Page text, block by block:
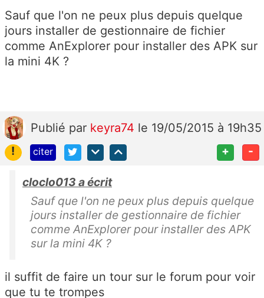
Sauf que l'on ne peux plus depuis quelque
jours installer de gestionnaire de fichier
comme AnExplorer pour installer des APK sur
la mini 4K ?
Publié par keyra74 le 19/05/2015 à 19h35
!
citer + -
cloclo013 a écrit
Sauf que l'on ne peux plus depuis quelque
jours installer de gestionnaire de fichier
comme AnExplorer pour installer des APK
sur la mini 4K ?
il suffit de faire un tour sur le forum pour voir
que tu te trompes